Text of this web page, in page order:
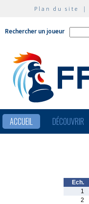
Plan du site |
Rechercher un joueur
ACCUEIL DÉCOUVRIR
Ech.
1
2